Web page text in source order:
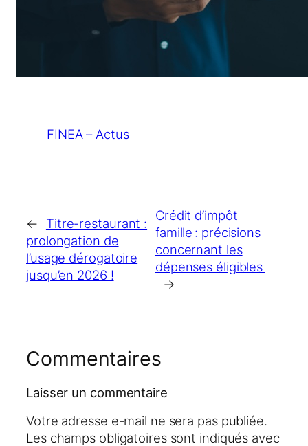
FINEA – Actus
←
Titre-restaurant :
prolongation de
l’usage dérogatoire
jusqu’en 2026 !
Crédit d’impôt
famille : précisions
concernant les
dépenses éligibles
→
Commentaires
Laisser un commentaire
Votre adresse e-mail ne sera pas publiée.
Les champs obligatoires sont indiqués avec